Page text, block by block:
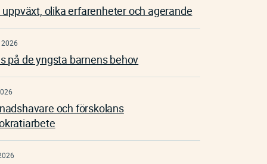
uppväxt, olika erfarenheter och agerande
på de yngsta barnens behov
och förskolans